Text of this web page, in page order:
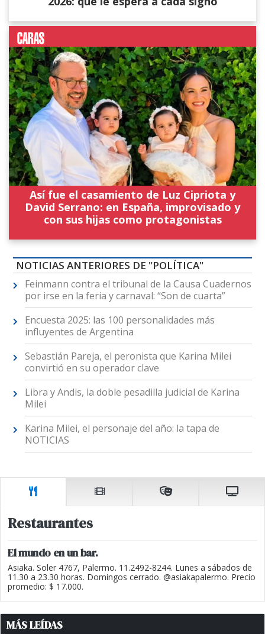
Así fue el casamiento de Luz Cipriota y
David Serrano: en España, improvisado y
con sus hijas como protagonistas
NOTICIAS ANTERIORES DE "POLÍTICA"
Feinmann contra el tribunal de la Causa Cuadernos
por irse en la feria y carnaval: “Son de cuarta”
Encuesta 2025: las 100 personalidades más
influyentes de Argentina
Sebastián Pareja, el peronista que Karina Milei
convirtió en su operador clave
Libra y Andis, la doble pesadilla judicial de Karina
Milei
Karina Milei, el personaje del año: la tapa de
NOTICIAS
Restaurantes
El mundo en un bar.
Asiaka. Soler 4767, Palermo. 11.2492-8244. Lunes a sábados de
11.30 a 23.30 horas. Domingos cerrado. @asiakapalermo. Precio
promedio: $ 17.000.
MÁS LEÍDAS